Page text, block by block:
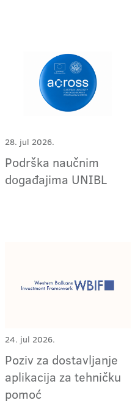
28. jul 2026.
Podrška naučnim
događajima UNIBL
24. jul 2026.
Poziv za dostavljanje
aplikacija za tehničku
pomoć